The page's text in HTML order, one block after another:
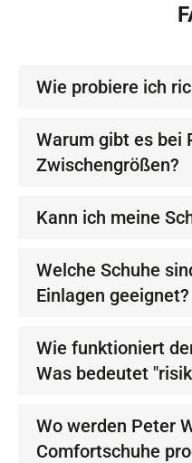
Wie probiere ich
Warum gibt es bei
Zwischengrößen?
Kann ich meine
Welche Schuhe
Einlagen geeignet?
Wie funktioniert
Was bedeutet
Wo werden Peter
Comfortschuhe